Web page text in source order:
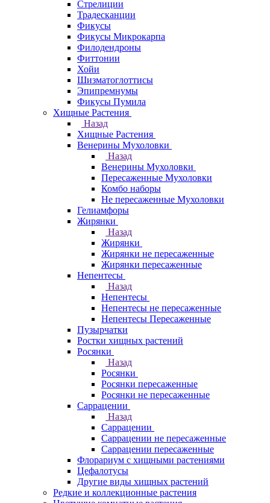
Стрелиции
Традесканции
Фикусы
Фикусы Микрокарпа
Филодендроны
Фиттонии
Хойи
Шизматоглоттисы
Эпипремнумы
Фикусы Пумила
Хищные Растения
Назад
Хищные Растения
Венерины Мухоловки
Назад
Венерины Мухоловки
Пересаженные Мухоловки
Комбо наборы
Не пересаженные Мухоловки
Гелиамфоры
Жирянки
Назад
Жирянки
Жирянки не пересаженные
Жирянки пересаженные
Непентесы
Назад
Непентесы
Непентесы не пересаженные
Непентесы Пересаженные
Пузырчатки
Ростки хищных растений
Росянки
Назад
Росянки
Росянки пересаженные
Росянки не пересаженные
Саррацении
Назад
Саррацении
Саррацении не пересаженные
Саррацении пересаженные
Флорариум с хищными растениями
Цефалотусы
Другие виды хищных растений
Редкие и коллекционные растения